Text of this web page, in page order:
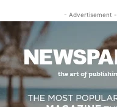
- Advertisement -